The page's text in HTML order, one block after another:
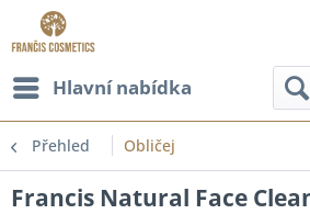
Hlavní nabídka
Přehled Obličej
Francis Natural Face